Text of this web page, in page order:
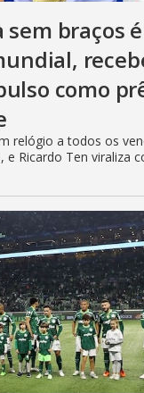
sem braços é
como
relógio a todos os
e Ricardo Ten viraliza